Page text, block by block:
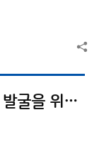
기상기후데이터’의 새로운 가치 발굴을 위해 전문가들 모이다!